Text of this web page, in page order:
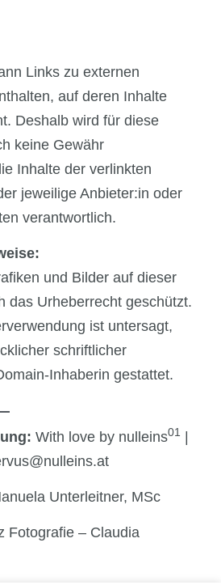
Links zu externen
auf deren Inhalte
Deshalb wird für diese
keine Gewähr
Inhalte der verlinkten
jeweilige Anbieter:in oder
verantwortlich.
und Bilder auf dieser
das Urheberrecht geschützt.
ist untersagt,
schriftlicher
Inhaberin gestattet.
With love by nulleins01
|
Unterleitner, MSc
Fotografie – Claudia